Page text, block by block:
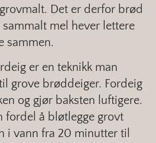
Det er derfor brød
mel hever lettere
sammen.
er en teknikk man
grove brøddeiger. Fordeig
og gjør baksten luftigere.
fordel å bløtlegge grovt
i vann fra 20 minutter til